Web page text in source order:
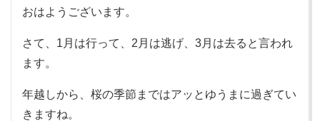
おはようございます。
さて、1月は行って、2月は逃げ、3月は去ると言われ
ます。
年越しから、桜の季節まではアッとゆうまに過ぎてい
きますね。